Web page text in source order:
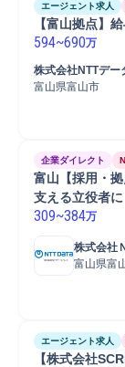
エージェント求人
【富山拠点】
594~690万
株式会社NTTデー
富山県富山市
企業ダイレクト
富山【採用・
支える立役者に
309~384万
株式会社
富山県富
エージェント求人
【株式会社